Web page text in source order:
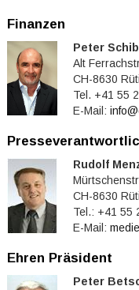
Finanzen
Peter
Alt
CH-8630
Tel. +41 55
E-Mail:
Rudolf
CH-8630 Rüti
Tel.: +41 55
E-Mail:
Ehren Präsident
Peter